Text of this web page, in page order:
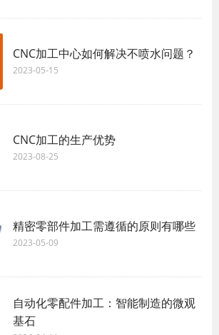
CNC加工中心如何解决不喷水问题？
2023-05-15
CNC加工的生产优势
2023-08-25
精密零部件加工需遵循的原则有哪些
2023-05-09
自动化零配件加工：智能制造的微观
基石